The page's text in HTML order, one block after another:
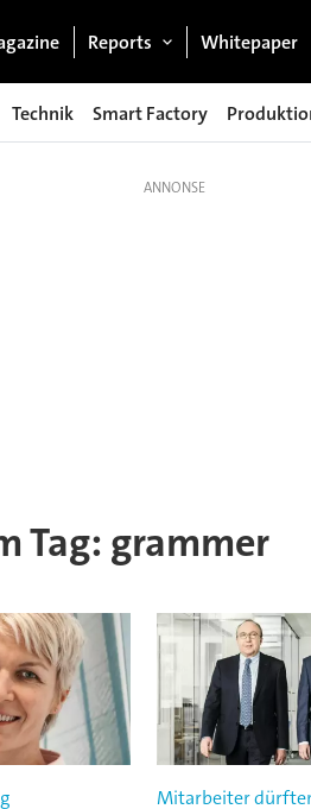
Reports Whitepaper
Technik Smart Factory
Tag: grammer
Mitarbeiter